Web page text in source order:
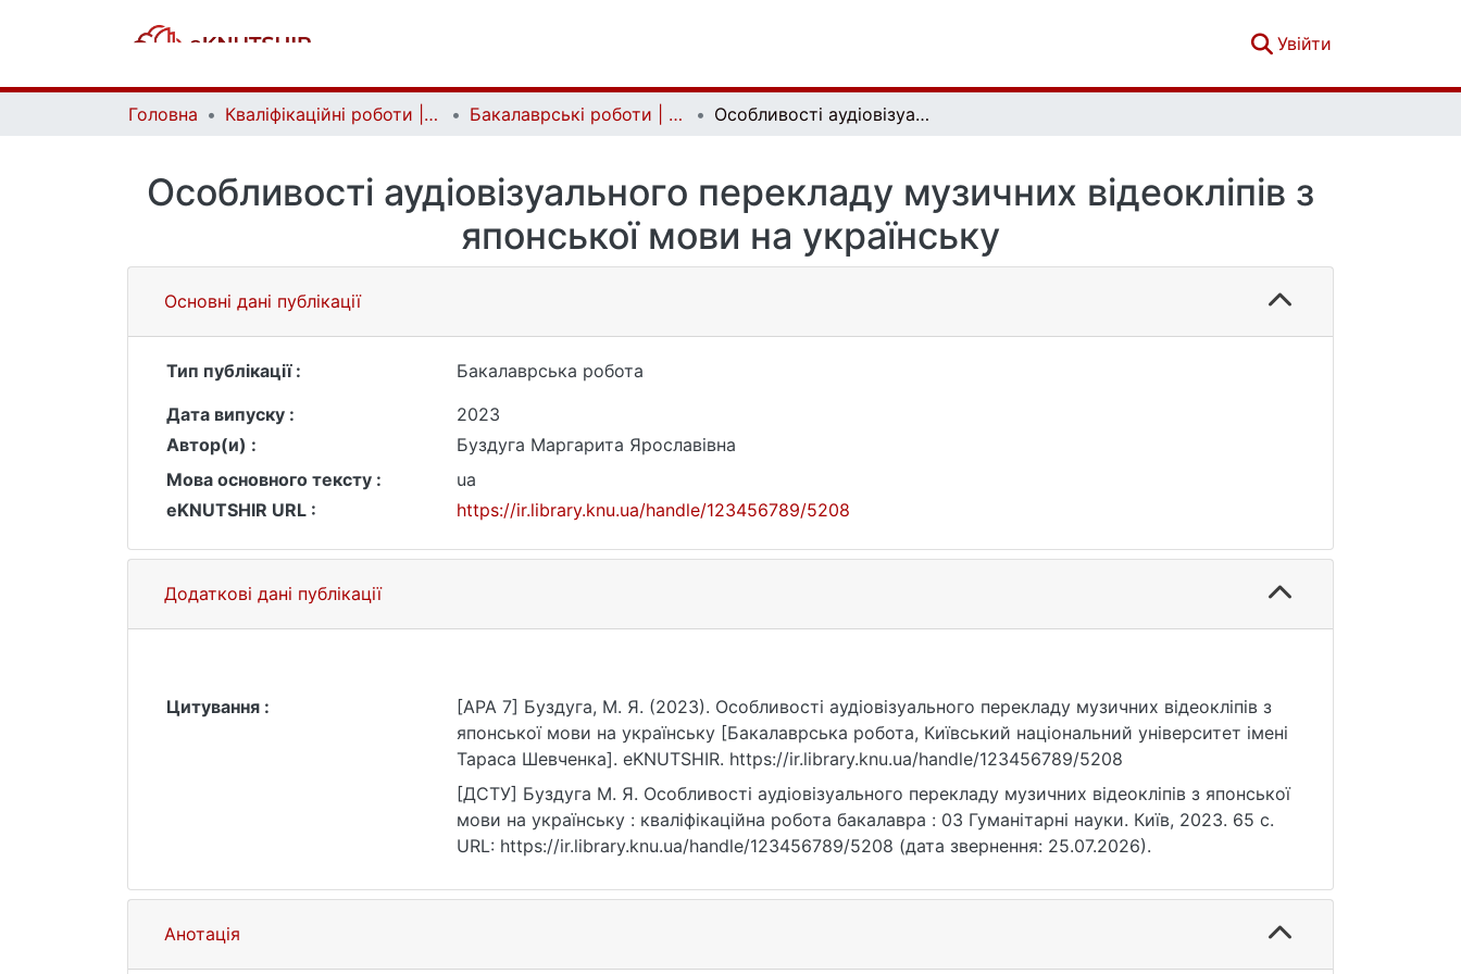
Увійти
Головна Кваліфікаційні роботи | Qualifying works Бакалаврські роботи | Bachelor theses Особливості аудіовізуального перекладу музичних відеокліпів з японської мови на українську
Особливості аудіовізуального перекладу музичних відеокліпів з
японської мови на українську
Основні дані публікації
Тип публікації :
Бакалаврська робота
Дата випуску :
2023
Автор(и) :
Буздуга Маргарита Ярославівна
Мова основного тексту :
ua
eKNUTSHIR URL :
https://ir.library.knu.ua/handle/123456789/5208
Додаткові дані публікації
Цитування :
[APA 7] Буздуга, М. Я. (2023). Особливості аудіовізуального перекладу музичних відеокліпів з
японської мови на українську [Бакалаврська робота, Київський національний університет імені
Тараса Шевченка]. eKNUTSHIR. https://ir.library.knu.ua/handle/123456789/5208
[ДСТУ] Буздуга М. Я. Особливості аудіовізуального перекладу музичних відеокліпів з японської
мови на українську : кваліфікаційна робота бакалавра : 03 Гуманітарні науки. Київ, 2023. 65 с.
URL: https://ir.library.knu.ua/handle/123456789/5208 (дата звернення: 25.07.2026).
Анотація